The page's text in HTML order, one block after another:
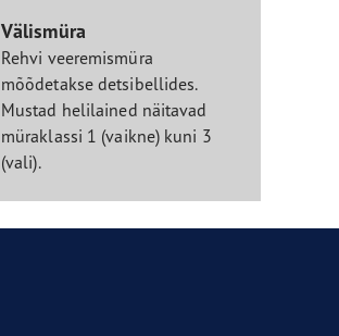
Välismüra
Rehvi veeremismüra
mõõdetakse detsibellides.
Mustad helilained näitavad
müraklassi 1 (vaikne) kuni 3
(vali).